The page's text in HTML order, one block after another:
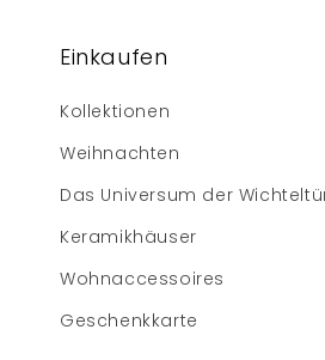
Einkaufen
Kollektionen
Weihnachten
Das Universum der
Keramikhäuser
Wohnaccessoires
Geschenkkarte